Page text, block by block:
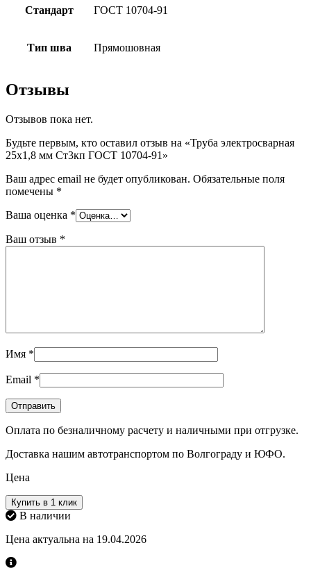
Стандарт ГОСТ 10704-91
Тип шва Прямошовная
Отзывы
Отзывов пока нет.
Будьте первым, кто оставил отзыв на «Труба электросварная
25х1,8 мм Ст3кп ГОСТ 10704-91»
Ваш адрес email не будет опубликован. Обязательные поля
помечены *
Ваша оценка *
Ваш отзыв *
Имя *
Email *
Оплата по безналичному расчету и наличными при отгрузке.
Доставка нашим автотранспортом по Волгограду и ЮФО.
Цена
Купить в 1 клик
В наличии
Цена актуальна на 19.04.2026